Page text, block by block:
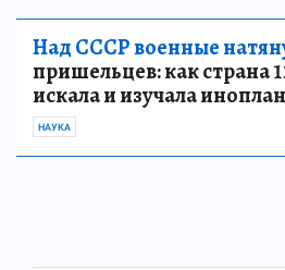
Над СССР военные
пришельцев: как страна
искала и изучала
НАУКА